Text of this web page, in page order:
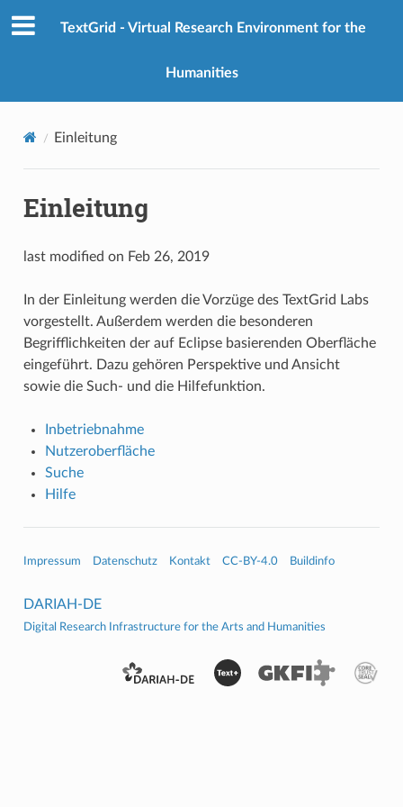
TextGrid - Virtual Research Environment for the
Humanities
Einleitung
Einleitung
last modified on Feb 26, 2019
In der Einleitung werden die Vorzüge des TextGrid Labs
vorgestellt. Außerdem werden die besonderen
Begrifflichkeiten der auf Eclipse basierenden Oberfläche
eingeführt. Dazu gehören Perspektive und Ansicht
sowie die Such- und die Hilfefunktion.
Inbetriebnahme
Nutzeroberfläche
Suche
Hilfe
Impressum Datenschutz Kontakt CC-BY-4.0 Buildinfo
DARIAH-DE
Digital Research Infrastructure for the Arts and Humanities